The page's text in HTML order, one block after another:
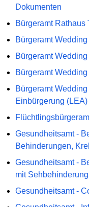
Dokumenten
Bürgeramt Rathaus
Bürgeramt Wedding
Bürgeramt
Bürgeramt
Bürgeramt
Einbürgerung (LEA)
Gesundheitsamt -
Behinderungen,
Gesundheitsamt -
mit Sehbehinderung
Gesundheitsamt -